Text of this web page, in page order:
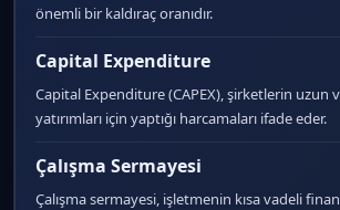
önemli bir kaldıraç oranıdır.
Capital Expenditure
Capital Expenditure (CAPEX), şirketlerin uzun
yatırımları için yaptığı harcamaları ifade eder.
Çalışma Sermayesi
Çalışma sermayesi, işletmenin kısa vadeli